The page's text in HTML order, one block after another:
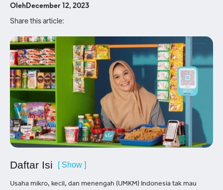
OlehDecember 12, 2023
Share this article:
Daftar Isi [ Show ]
Usaha mikro, kecil, dan menengah (UMKM) Indonesia tak mau